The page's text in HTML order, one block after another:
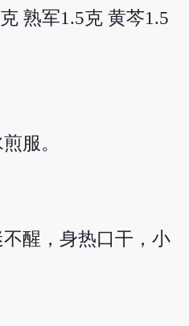
熟军1.5克 黄芩1.5
服。
醒，身热口干，小